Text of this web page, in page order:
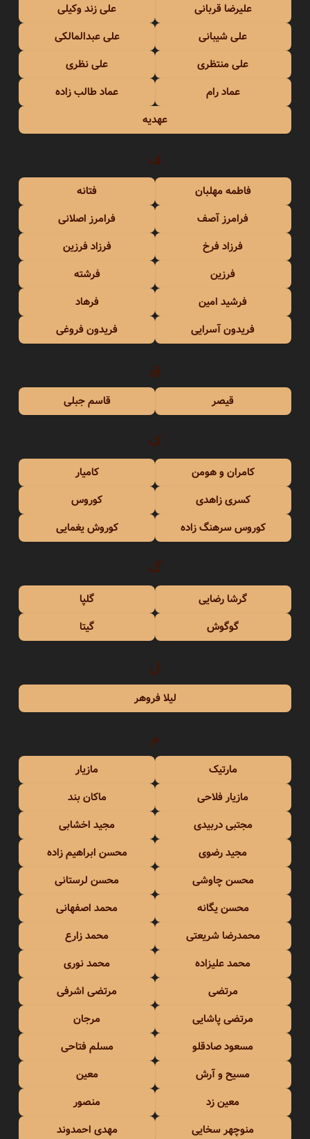
علیرضا قربانی
علی زند وکیلی
علی شیبانی
علی عبدالمالکی
علی منتظری
علی نظری
عماد رام
عماد طالب زاده
عهدیه
ف
فاطمه مهلبان
فتانه
فرامرز آصف
فرامرز اصلانی
فرزاد فرخ
فرزاد فرزین
فرزین
فرشته
فرشید امین
فرهاد
فریدون آسرایی
فریدون فروغی
ق
قیصر قاسم جبلی
ک
کامران و هومن
کامیار
کسری زاهدی
کوروس
کوروس سرهنگ زاده
کوروش یغمایی
گ
گرشا رضایی
گلپا
گوگوش
گیتا
ل
لیلا فروهر
م
مارتیک
مازیار
مازیار فلاحی
ماکان بند
مجتبی دربیدی
مجید اخشابی
مجید رضوی
محسن ابراهیم زاده
محسن چاوشی
محسن لرستانی
محسن یگانه
محمد اصفهانی
محمدرضا شریعتی
محمد زارع
محمد علیزاده
محمد نوری
مرتضی
مرتضی اشرفی
مرتضی پاشایی
مرجان
مسعود صادقلو
مسلم فتاحی
مسیح و آرش
معین
معین زد
منصور
منوچهر سخایی
مهدی احمدوند